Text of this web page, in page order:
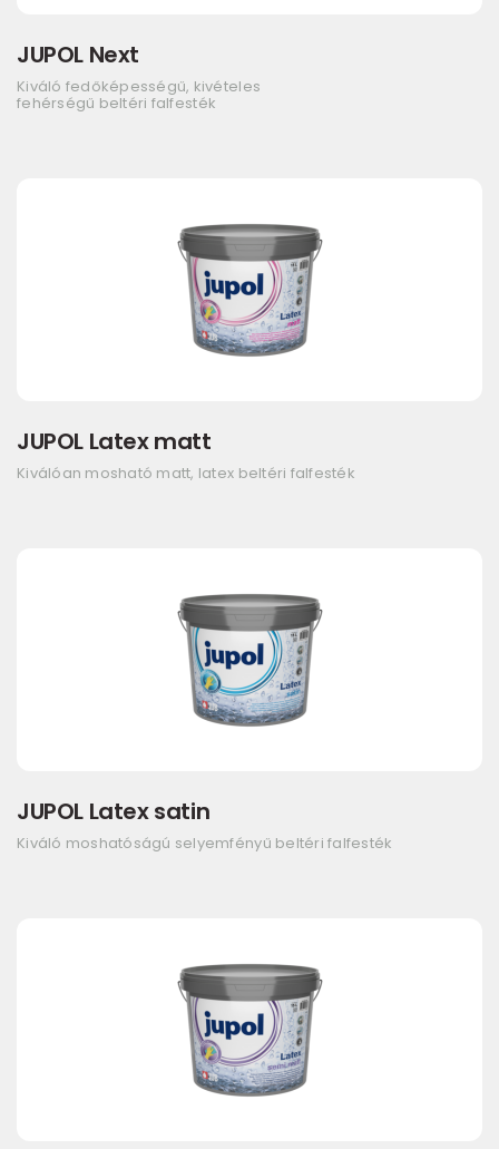
JUPOL Next
Kiváló fedőképességű, kivételes
fehérségű beltéri falfesték
JUPOL Latex matt
Kiválóan mosható matt, latex beltéri falfesték
JUPOL Latex satin
Kiváló moshatóságú selyemfényű beltéri falfesték